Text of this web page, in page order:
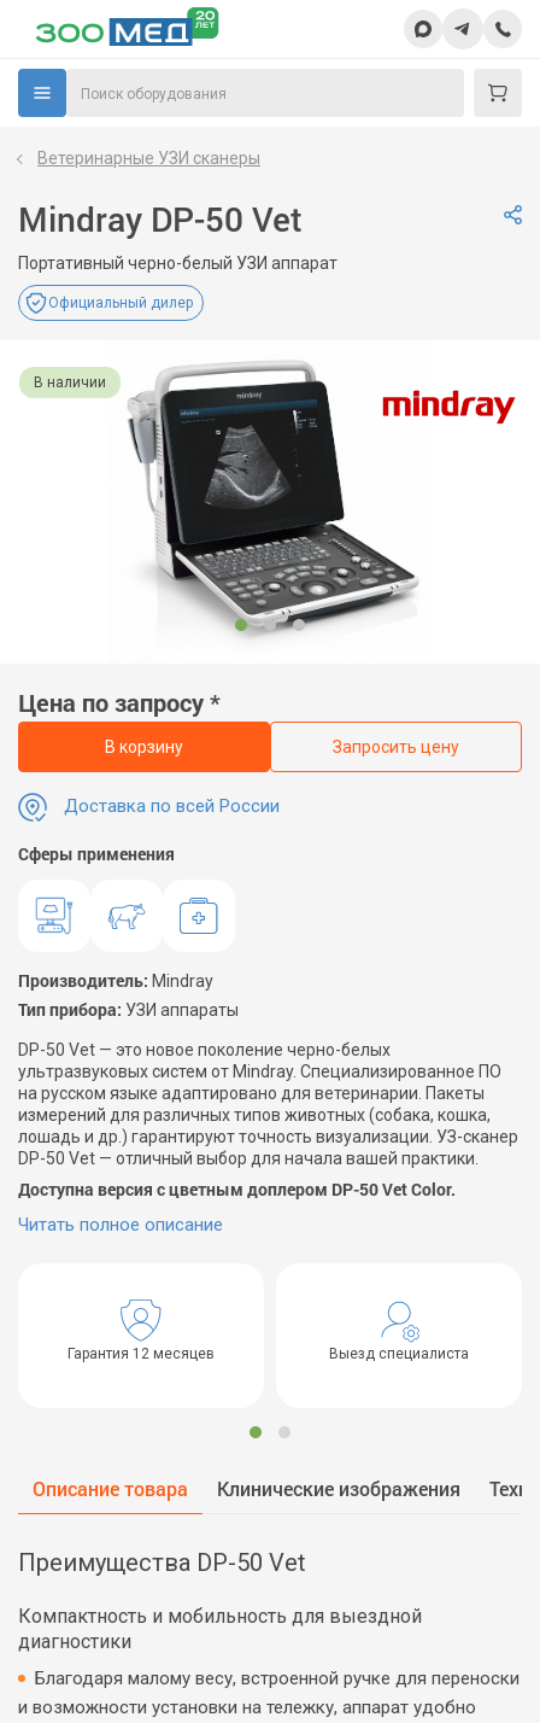
Ветеринарные УЗИ сканеры
Mindray DP-50 Vet
Портативный черно-белый УЗИ аппарат
Официальный дилер
В наличии
Цена по запросу *
В корзину Запросить цену
Доставка по всей России
Сферы применения
Производитель: Mindray
Тип прибора: УЗИ аппараты
DP-50 Vet — это новое поколение черно-белых
ультразвуковых систем от Mindray. Специализированное ПО
на русском языке адаптировано для ветеринарии. Пакеты
измерений для различных типов животных (собака, кошка,
лошадь и др.) гарантируют точность визуализации. УЗ-сканер
DP-50 Vet — отличный выбор для начала вашей практики.
Доступна версия с цветным доплером DP-50 Vet Color.
Читать полное описание
Гарантия 12 месяцев Выезд специалиста
Описание товара Клинические изображения
Преимущества DP-50 Vet
Компактность и мобильность для выездной
диагностики
Благодаря малому весу, встроенной ручке для переноски
и возможности установки на тележку, аппарат удобно